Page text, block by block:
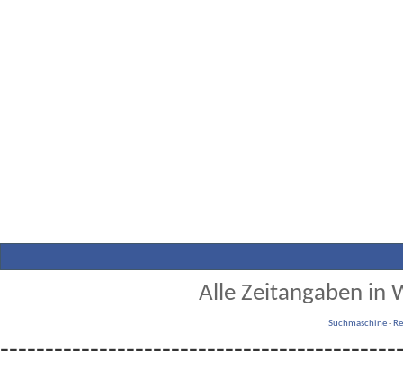
Alle Zeitangaben in
Suchmaschine-